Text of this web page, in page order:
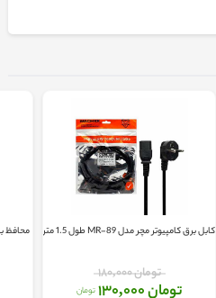
کابل برق کامپیوتر مچر مدل MR-89 طول 1.5 متر
تومان 180,000
تومان 130,000 تومان